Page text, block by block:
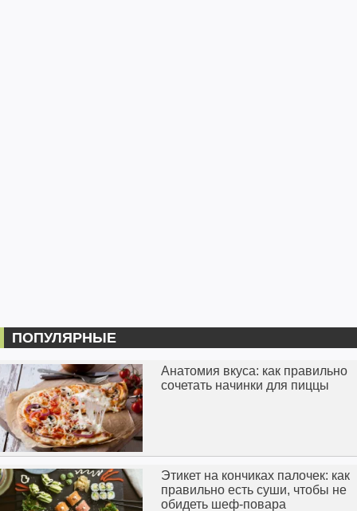
ПОПУЛЯРНЫЕ
Анатомия вкуса: как правильно
сочетать начинки для пиццы
Этикет на кончиках палочек: как
правильно есть суши, чтобы не
обидеть шеф-повара